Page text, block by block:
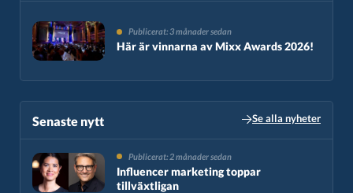
Publicerat: 3 månader sedan
Här är vinnarna av Mixx Awards 2026!
Senaste nytt​ Se alla nyheter
Publicerat: 2 månader sedan
Influencer marketing toppar
tillväxtligan